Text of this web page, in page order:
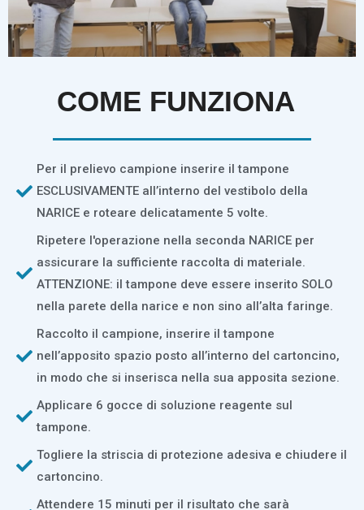
COME FUNZIONA
Per il prelievo campione inserire il tampone
ESCLUSIVAMENTE all’interno del vestibolo della
NARICE e roteare delicatamente 5 volte.
Ripetere l'operazione nella seconda NARICE per
assicurare la sufficiente raccolta di materiale.
ATTENZIONE: il tampone deve essere inserito SOLO
nella parete della narice e non sino all’alta faringe.
Raccolto il campione, inserire il tampone
nell’apposito spazio posto all’interno del cartoncino,
in modo che si inserisca nella sua apposita sezione.
Applicare 6 gocce di soluzione reagente sul
tampone.
Togliere la striscia di protezione adesiva e chiudere il
cartoncino.
Attendere 15 minuti per il risultato che sarà